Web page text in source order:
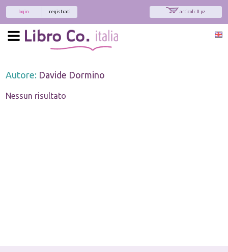
articoli: 0 pz.
registrati
login
Autore: Davide Dormino
Nessun risultato